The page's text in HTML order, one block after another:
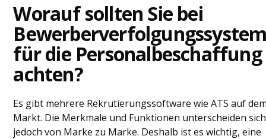
Worauf sollten Sie bei
für die Personalbeschaffung
achten?
Es gibt mehrere Rekrutierungssoftware wie ATS auf
Markt. Die Merkmale und Funktionen unterscheiden sich
jedoch von Marke zu Marke. Deshalb ist es wichtig, eine